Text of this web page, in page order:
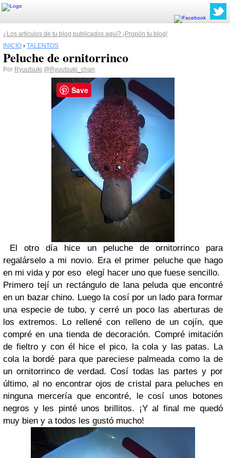
¿Los artículos de tu blog publicados aquí? ¡Propón tu blog!
INICIO › TALENTOS
Peluche de ornitorrinco
Por Ryuutsuki @Ryuutsuki_chan
El otro día hice un peluche de ornitorrinco para
regalárselo a mi novio. Era el primer peluche que hago
en mi vida y por eso elegí hacer uno que fuese sencillo.
Primero tejí un rectángulo de lana peluda que encontré
en un bazar chino. Luego la cosí por un lado para formar
una especie de tubo, y cerré un poco las aberturas de
los extremos. Lo rellené con relleno de un cojín, que
compré en una tienda de decoración. Compré imitación
de fieltro y con él hice el pico, la cola y las patas. La
cola la bordé para que pareciese palmeada como la de
un ornitorrinco de verdad. Cosí todas las partes y por
último, al no encontrar ojos de cristal para peluches en
ninguna mercería que encontré, le cosí unos botones
negros y les pinté unos brillitos. ¡Y al final me quedó
muy bien y a todos les gustó mucho!
Save